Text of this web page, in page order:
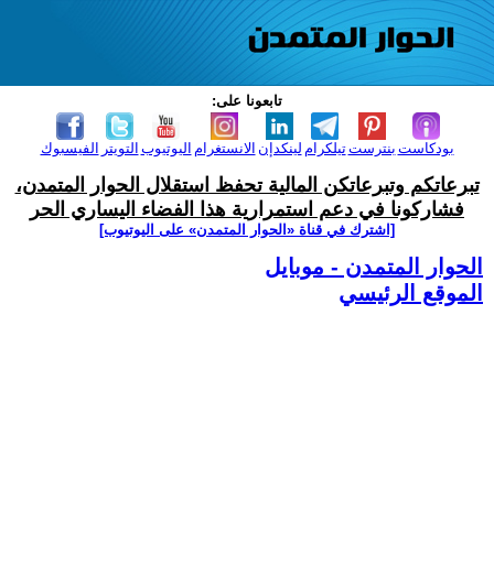
تابعونا على:
الفيسبوك التويتر اليوتيوب الانستغرام لينكدإن تيلكرامبنترست بودكاست
تبرعاتكم وتبرعاتكن المالية تحفظ استقلال الحوار المتمدن،
فشاركونا في دعم استمرارية هذا الفضاء اليساري الحر
[اشترك في قناة ‫«الحوار المتمدن» على اليوتيوب]
الحوار المتمدن - موبايل
الموقع الرئيسي